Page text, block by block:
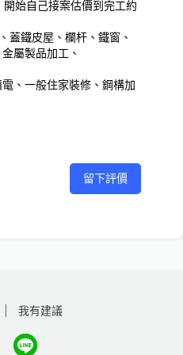
始自己接案估價到完工約
蓋鐵皮屋、欄杆、鐵窗、
屬製品加工、
、一般住家裝修、鋼構加
留下評價
我有建議